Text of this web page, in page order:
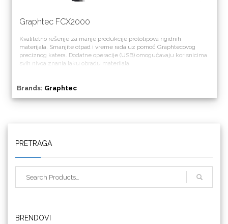
Graphtec FCX2000
Kvalitetno rešenje za manje produkcije prototipova rigidnih
materijala. Smanjite otpad i vreme rada uz pomoć Graphtecovog
preciznog katera. Dodatne operacije (USB) omogućavaju korisnicima
svih nivoa znanja laku obradu materijala.
Brands: Graphtec
PRETRAGA
BRENDOVI